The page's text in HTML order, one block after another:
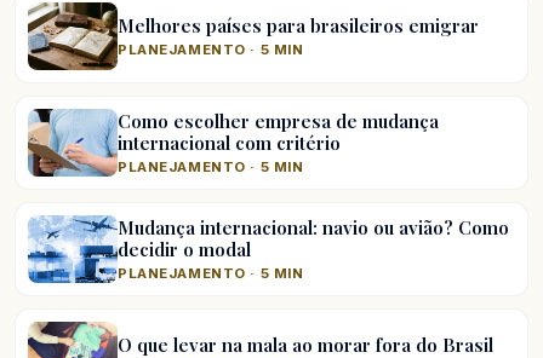
Melhores países para brasileiros emigrar
PLANEJAMENTO · 5 MIN
Como escolher empresa de mudança
internacional com critério
PLANEJAMENTO · 5 MIN
Mudança internacional: navio ou avião? Como
decidir o modal
PLANEJAMENTO · 5 MIN
O que levar na mala ao morar fora do Brasil